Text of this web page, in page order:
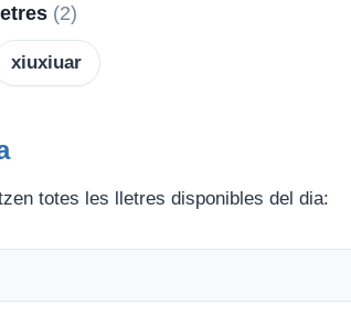
(2)
xiuxiuar
totes les lletres disponibles del dia: